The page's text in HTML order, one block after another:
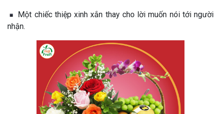
Một chiếc thiệp xinh xắn thay cho lời muốn nói tới người
nhận.